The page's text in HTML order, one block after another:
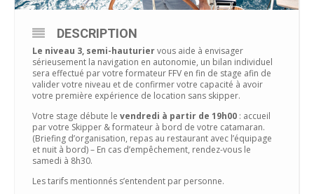
DESCRIPTION
Le niveau 3, semi-hauturiervous aide à envisager
sérieusement la navigation en autonomie, un bilan individuel
sera effectué par votre formateur FFV en fin de stage afin de
valider votre niveau et de confirmer votre capacité à avoir
votre première expérience de location sans skipper.
Votre stage débute le vendredi à partir de 19h00 : accueil
par votre Skipper & formateur à bord de votre catamaran.
(Briefing d’organisation, repas au restaurant avec l’équipage
et nuit à bord) – En cas d’empêchement, rendez-vous le
samedi à 8h30.
Les tarifs mentionnés s’entendent par personne.